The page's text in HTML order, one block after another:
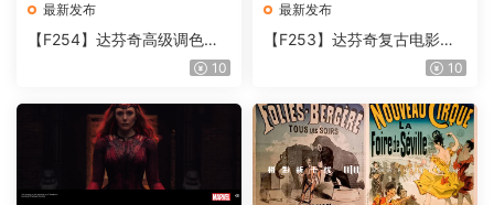
最新发布
【F254】达芬奇高级调色插
件 Contour V2.2.2 WinMac10
最新发布
【F253】达芬奇复古电影胶
片质感DCTL节点调色预设 M
T V4.0
10